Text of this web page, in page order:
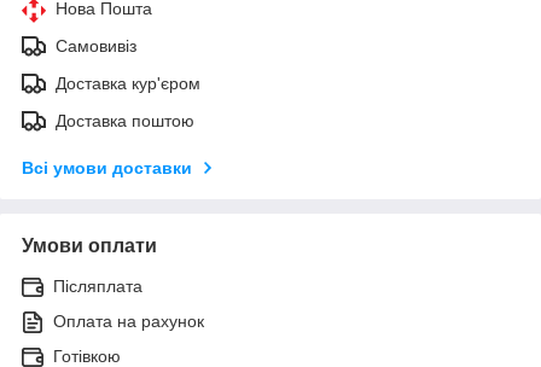
Нова Пошта
Самовивіз
Доставка кур'єром
Доставка поштою
Всі умови доставки
Умови оплати
Післяплата
Оплата на рахунок
Готівкою